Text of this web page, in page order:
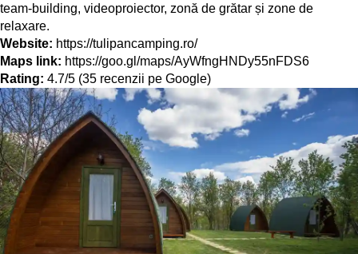
team-building, videoproiector, zonă de grătar și zone de
relaxare.
Website: https://tulipancamping.ro/
Maps link: https://goo.gl/maps/AyWfngHNDy55nFDS6
Rating: 4.7/5 (35 recenzii pe Google)